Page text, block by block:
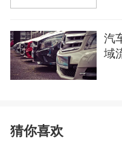
汽
域
猜你喜欢